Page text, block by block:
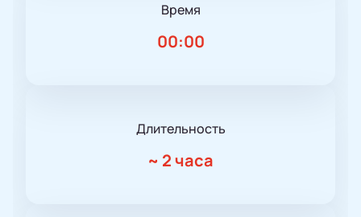
Время
00:00
Длительность
~ 2 часа